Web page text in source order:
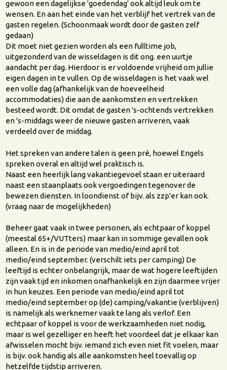
gewoon een dagelijkse 'goedendag' ook altijd leuk om te
wensen. En aan het einde van het verblijf het vertrek van de
gasten regelen. (Schoonmaak wordt door de gasten zelf
gedaan)
Dit moet niet gezien worden als een fulltime job,
uitgezonderd van de wisseldagen is dit ong. een uurtje
aandacht per dag. Hierdoor is er voldoende vrijheid om jullie
eigen dagen in te vullen. Op de wisseldagen is het vaak wel
een volle dag (afhankelijk van de hoeveelheid
accommodaties) die aan de aankomsten en vertrekken
besteed wordt. Dit omdat de gasten 's-ochtends vertrekken
en 's-middags weer de nieuwe gasten arriveren, vaak
verdeeld over de middag.
Het spreken van andere talen is geen pré, hoewel Engels
spreken overal en altijd wel praktisch is.
Naast een heerlijk lang vakantiegevoel staan er uiteraard
naast een staanplaats ook vergoedingen tegenover de
bewezen diensten. In loondienst of bijv. als zzp'er kan ook.
(vraag naar de mogelijkheden)
Beheer gaat vaak in twee personen, als echtpaar of koppel
(meestal 65+/VUTters) maar kan in sommige gevallen ook
alleen. En is in de periode van medio/eind april tot
medio/eind september. (verschilt iets per camping) De
leeftijd is echter onbelangrijk, maar de wat hogere leeftijden
zijn vaak tijd en inkomen onafhankelijk en zijn daarmee vrijer
in hun keuzes. Een periode van medio/eind april tot
medio/eind september op (de) camping/vakantie (verblijven)
is namelijk als werknemer vaak te lang als verlof. Een
echtpaar of koppel is voor de werkzaamheden niet nodig,
maar is wel gezelliger en heeft het voordeel dat je elkaar kan
afwisselen mocht bijv. iemand zich even niet fit voelen, maar
is bijv. ook handig als alle aankomsten heel toevallig op
hetzelfde tijdstip arriveren.